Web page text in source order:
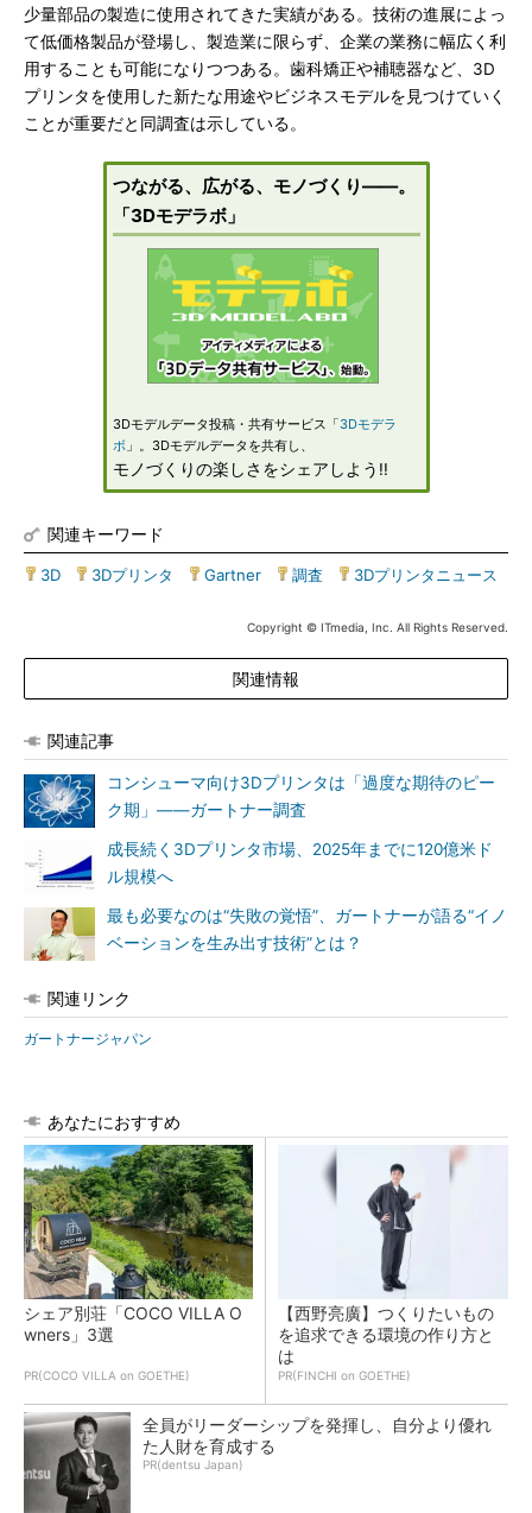
少量部品の製造に使用されてきた実績がある。技術の進展によっ
て低価格製品が登場し、製造業に限らず、企業の業務に幅広く利
用することも可能になりつつある。歯科矯正や補聴器など、3D
プリンタを使用した新たな用途やビジネスモデルを見つけていく
ことが重要だと同調査は示している。
つながる、広がる、モノづくり――。
「3Dモデラボ」
3Dモデルデータ投稿・共有サービス「3Dモデラ
ボ」。3Dモデルデータを共有し、
モノづくりの楽しさをシェアしよう!!
関連キーワード
3D 3Dプリンタ Gartner 調査 3Dプリンタニュース
Copyright © ITmedia, Inc. All Rights Reserved.
関連情報
関連記事
コンシューマ向け3Dプリンタは「過度な期待のピー
ク期」――ガートナー調査
成長続く3Dプリンタ市場、2025年までに120億米ド
ル規模へ
最も必要なのは“失敗の覚悟”、ガートナーが語る“イノ
ベーションを生み出す技術”とは？
関連リンク
ガートナージャパン
あなたにおすすめ
シェア別荘「COCO VILLA O
wners」3選
PR(COCO VILLA on GOETHE)
【西野亮廣】つくりたいもの
を追求できる環境の作り方と
は
PR(FINCHI on GOETHE)
全員がリーダーシップを発揮し、自分より優れ
た人財を育成する
PR(dentsu Japan)